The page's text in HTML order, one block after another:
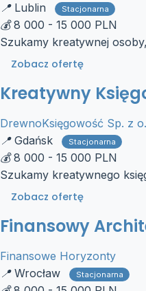
Lublin
Stacjonarna
8 000 - 15 000 PLN
Szukamy kreatywnej
Zobacz ofertę
Kreatywny
DrewnoKsięgowość Sp. z
Gdańsk
Stacjonarna
8 000 - 15 000 PLN
Szukamy kreatywnego
Zobacz ofertę
Finansowy
Finansowe Horyzonty
Wrocław
Stacjonarna